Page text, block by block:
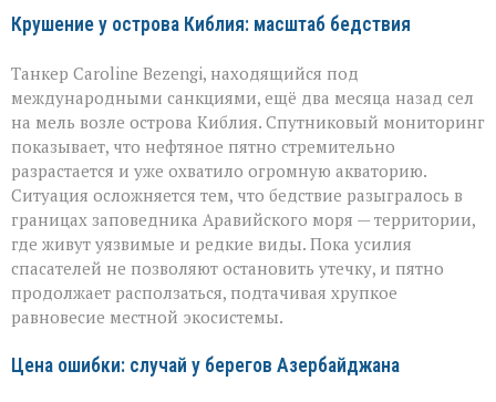
Крушение у острова Киблия: масштаб бедствия
Танкер Caroline Bezengi, находящийся под
международными санкциями, ещё два месяца назад сел
на мель возле острова Киблия. Спутниковый мониторинг
показывает, что нефтяное пятно стремительно
разрастается и уже охватило огромную акваторию.
Ситуация осложняется тем, что бедствие разыгралось в
границах заповедника Аравийского моря — территории,
где живут уязвимые и редкие виды. Пока усилия
спасателей не позволяют остановить утечку, и пятно
продолжает расползаться, подтачивая хрупкое
равновесие местной экосистемы.
Цена ошибки: случай у берегов Азербайджана